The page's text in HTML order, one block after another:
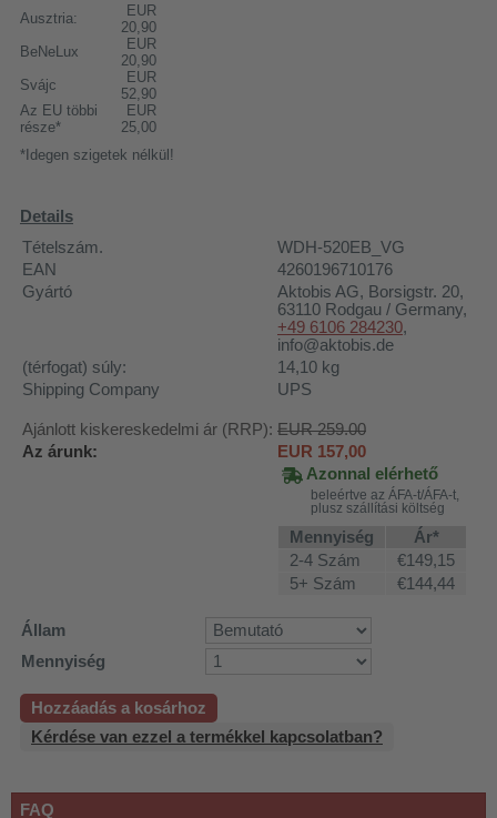
Ausztria:
EUR
20,90
BeNeLux
EUR
20,90
Svájc
EUR
52,90
Az EU többi
része*
EUR
25,00
*Idegen szigetek nélkül!
Details
Tételszám.
WDH-520EB_VG
EAN
4260196710176
Gyártó
Aktobis AG, Borsigstr. 20,
63110 Rodgau / Germany,
+49 6106 284230,
info@aktobis.de
(térfogat) súly:
14,10 kg
Shipping Company
UPS
Ajánlott kiskereskedelmi ár (RRP): EUR 259.00
Az árunk:
EUR 157,00
Azonnal elérhető
beleértve az ÁFA-t/ÁFA-t,
plusz szállítási költség
Mennyiség
Ár*
2-4 Szám
€149,15
5+ Szám
€144,44
Állam
Mennyiség
Hozzáadás a kosárhoz
Kérdése van ezzel a termékkel kapcsolatban?
FAQ